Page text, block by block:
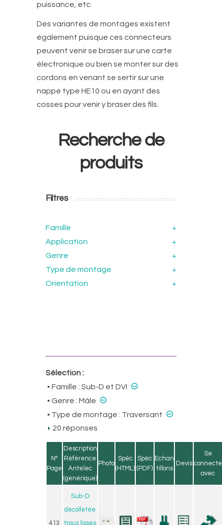
puissance, etc.
Des variantes de montages existent
également puisque ces connecteurs
peuvent venir se braser sur une carte
électronique ou bien se monter sur des
cordons en venant se sertir sur une
nappe type HE10 ou en ayant des
cosses pour venir y braser des fils.
Recherche de
produits
Filtres
Famille
+
Application
+
Genre
+
Type de montage
+
Orientation
+
Sélection :
• Famille : Sub-D et DVI ⊝
• Genre : Mâle ⊝
• Type de montage : Traversant ⊝
20 réponses
N°
Page
Description
Référence
Antelec
(générique)
Photo
Spéc
(HTML)
Spéc
(PDF)
Echan
tillons
Devis
Se
connecte
avec
413
Sub-D
décolletée
trous lisses